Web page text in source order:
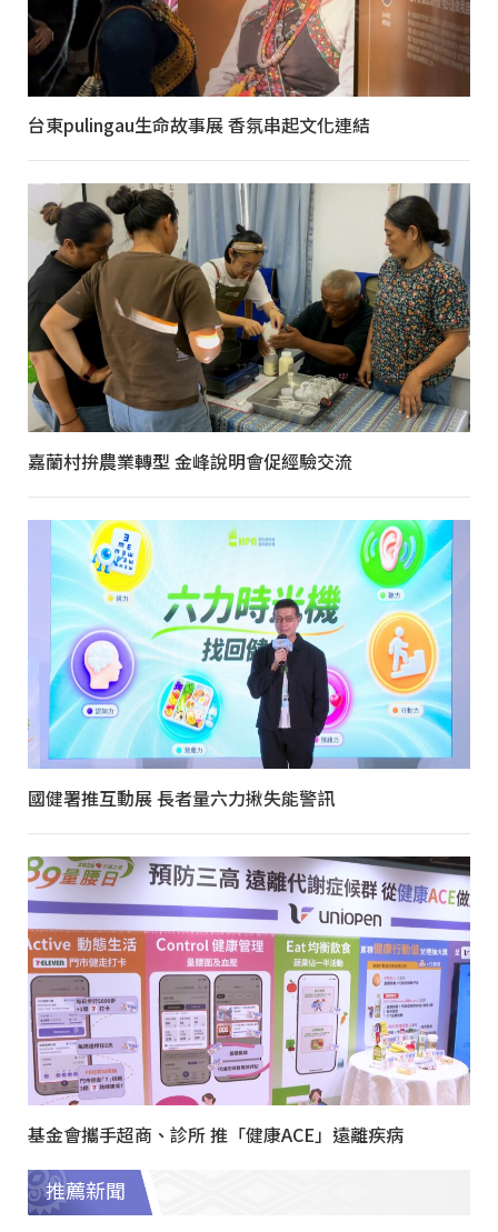
台東pulingau生命故事展 香氛串起文化連結
嘉蘭村拚農業轉型 金峰說明會促經驗交流
國健署推互動展 長者量六力揪失能警訊
基金會攜手超商、診所 推「健康ACE」遠離疾病
推薦新聞